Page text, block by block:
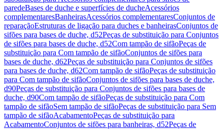
paredeBases de duche e superfícies de ducheAcessórios
complementaresBanheirasAcessórios complementaresConjuntos de
reparaçãoEstruturas de ligação para duches e banheirasConjuntos de
sifões para bases de duche, d52Peças de substituição para Conjuntos
de sifões para bases de duche, d52Com tampão de sifãoPeças de
substituição para Com tampão de sifãoConjuntos de sifões para
bases de duche, d62Peças de substituição para Conjuntos de sifões
para bases de duche, d62Com tampão de sifãoPeças de substituição
para Com tampão de sifãoConjuntos de sifões para bases de duche,
d90Peças de substituição para Conjuntos de sifões para bases de
duche, d90Com tampão de sifãoPeças de substituição para Com
tampão de sifãoSem tampão de sifãoPeças de substituição para Sem
tampão de sifãoAcabamentoPeças de substituição para
AcabamentoConjuntos de sifões para banheiras, d52Peças de